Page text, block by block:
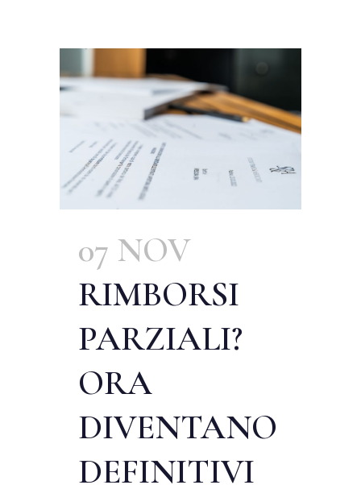
07 NOV
RIMBORSI
PARZIALI?
ORA
DIVENTANO
DEFINITIVI